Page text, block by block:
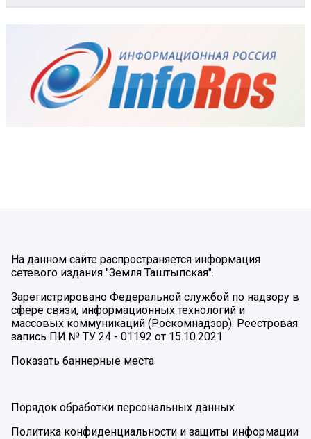
На данном сайте распространяется информация
сетевого издания "Земля Таштыпская".
Зарегистрировано Федеральной службой по надзору в
сфере связи, информационных технологий и
массовых коммуникаций (Роскомнадзор). Реестровая
запись ПИ № ТУ 24 - 01192 от 15.10.2021
Показать баннерные места
Порядок обработки персональных данных
Политика конфиденциальности и защиты информации